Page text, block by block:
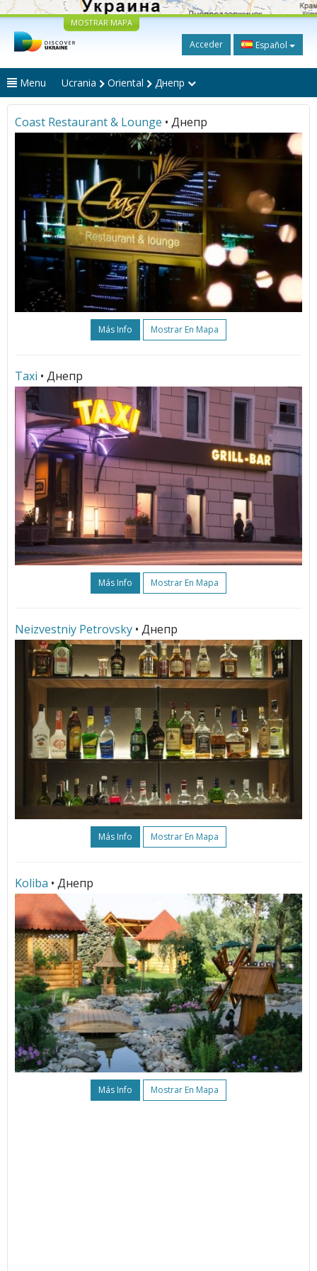
MOSTRAR MAPA
Acceder Español
Menu Ucrania Oriental Днепр
Coast Restaurant & Lounge • Днепр
Más Info Mostrar En Mapa
Taxi • Днепр
Más Info Mostrar En Mapa
Neizvestniy Petrovsky • Днепр
Más Info Mostrar En Mapa
Koliba • Днепр
Más Info Mostrar En Mapa